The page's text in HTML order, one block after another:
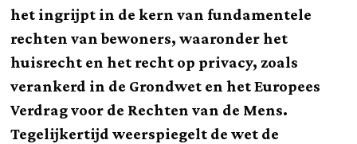
het ingrijpt in de kern van fundamentele
rechten van bewoners, waaronder het
huisrecht en het recht op privacy, zoals
verankerd in de Grondwet en het Europees
Verdrag voor de Rechten van de Mens.
Tegelijkertijd weerspiegelt de wet de